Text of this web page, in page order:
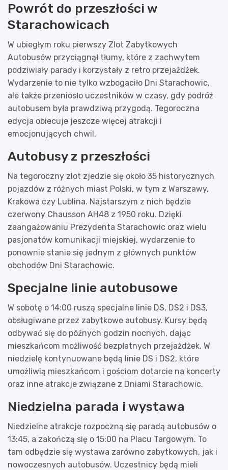
Powrót do przeszłości w
Starachowicach
W ubiegłym roku pierwszy Zlot Zabytkowych
Autobusów przyciągnął tłumy, które z zachwytem
podziwiały parady i korzystały z retro przejażdżek.
Wydarzenie to nie tylko wzbogaciło Dni Starachowic,
ale także przeniosło uczestników w czasy, gdy podróż
autobusem była prawdziwą przygodą. Tegoroczna
edycja obiecuje jeszcze więcej atrakcji i
emocjonujących chwil.
Autobusy z przeszłości
Na tegoroczny zlot zjedzie się około 35 historycznych
pojazdów z różnych miast Polski, w tym z Warszawy,
Krakowa czy Lublina. Najstarszym z nich będzie
czerwony Chausson AH48 z 1950 roku. Dzięki
zaangażowaniu Prezydenta Starachowic oraz wielu
pasjonatów komunikacji miejskiej, wydarzenie to
ponownie stanie się jednym z głównych punktów
obchodów Dni Starachowic.
Specjalne linie autobusowe
W sobotę o 14:00 ruszą specjalne linie DS, DS2 i DS3,
obsługiwane przez zabytkowe autobusy. Kursy będą
odbywać się do późnych godzin nocnych, dając
mieszkańcom możliwość bezpłatnych przejażdżek. W
niedzielę kontynuowane będą linie DS i DS2, które
umożliwią mieszkańcom i gościom dotarcie na koncerty
oraz inne atrakcje związane z Dniami Starachowic.
Niedzielna parada i wystawa
Niedzielne atrakcje rozpoczną się paradą autobusów o
13:45, a zakończą się o 15:00 na Placu Targowym. To
tam odbędzie się wystawa zarówno zabytkowych, jak i
nowoczesnych autobusów. Uczestnicy będą mieli